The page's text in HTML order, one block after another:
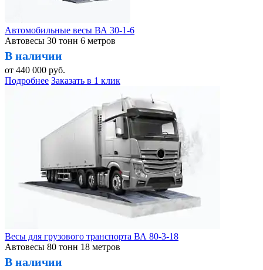
Автомобильные весы ВА 30-1-6
Автовесы 30 тонн 6 метров
В наличии
от 440 000 руб.
Подробнее Заказать в 1 клик
Весы для грузового транспорта ВА 80-3-18
Автовесы 80 тонн 18 метров
В наличии